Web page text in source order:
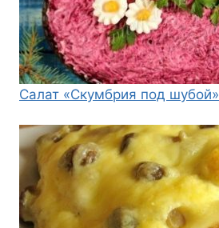
Салат «Скумбрия под шубой»